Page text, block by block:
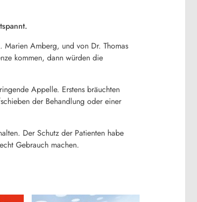
Marien Amberg, und von Dr. Thomas
kommen, dann würden die
Appelle. Erstens bräuchten
der Behandlung oder einer
Der Schutz der Patienten habe
Gebrauch machen.